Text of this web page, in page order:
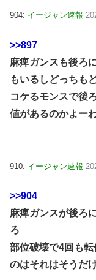
904: イージャン速報
>>897
麻痺ガンスも後ろ
もいるしどっちも
コケるモンスで後
値があるのかよー
910: イージャン速報
>>904
麻痺ガンスが後ろ
ろ
部位破壊で4回も
のはそれはそうだ